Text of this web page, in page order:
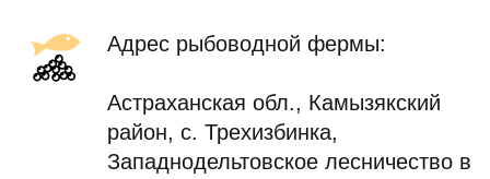
Вся продукция компании производится
по классическим рецептам с
использованием только лишь соли с
озера Баскунчак.
Чёрная икра производится по ГОСТ Р